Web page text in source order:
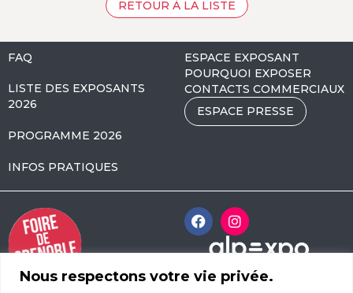
Nous respectons votre vie privée.
RETOUR À LA LISTE
FAQ
LISTE DES EXPOSANTS
2026
PROGRAMME 2026
INFOS PRATIQUES
ESPACE EXPOSANT
POURQUOI EXPOSER
CONTACTS COMMERCIAUX
ESPACE PRESSE